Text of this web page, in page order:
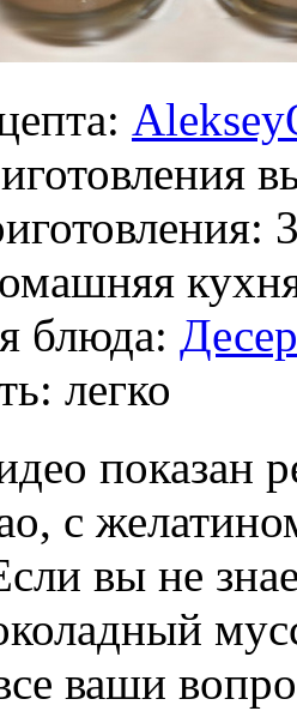
блюда:
легко
показан
с
вы не
ваши